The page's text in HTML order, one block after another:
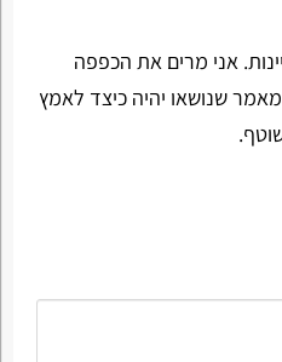
אני מרים את הכפפה
שנושאו יהיה כיצד לאמץ